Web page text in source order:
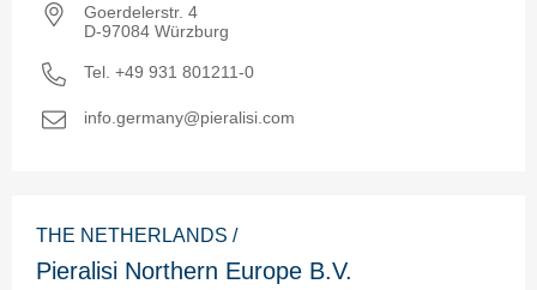
Goerdelerstr. 4
D-97084 Würzburg
Tel. +49 931 801211-0
info.germany@pieralisi.com
THE NETHERLANDS /
Pieralisi Northern Europe B.V.